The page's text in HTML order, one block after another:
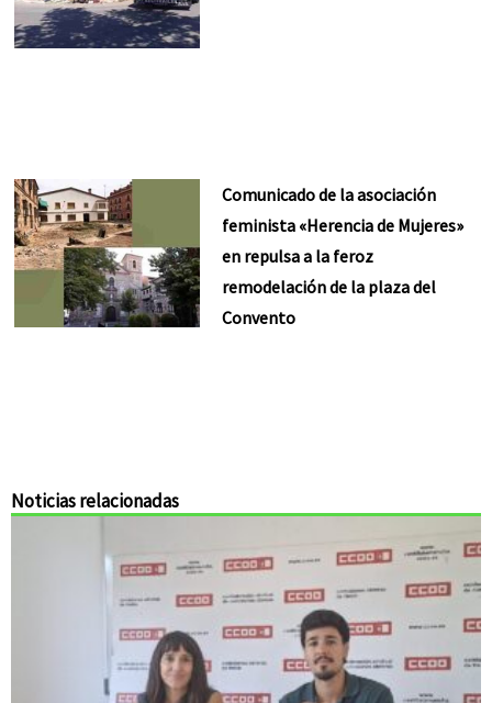
Comunicado de la asociación
feminista «Herencia de Mujeres»
en repulsa a la feroz
remodelación de la plaza del
Convento
Noticias relacionadas